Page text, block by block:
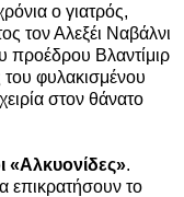
ο γιατρός,
τον Αλεξέι Ναβάλνι
προέδρου Βλαντίμιρ
φυλακισμένου
στον θάνατο
«Αλκυονίδες».
επικρατήσουν το